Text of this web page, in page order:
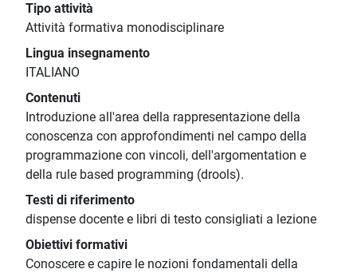
Tipo attività
Attività formativa monodisciplinare
Lingua insegnamento
ITALIANO
Contenuti
Introduzione all'area della rappresentazione della
conoscenza con approfondimenti nel campo della
programmazione con vincoli, dell'argomentation e
della rule based programming (drools).
Testi di riferimento
dispense docente e libri di testo consigliati a lezione
Obiettivi formativi
Conoscere e capire le nozioni fondamentali della